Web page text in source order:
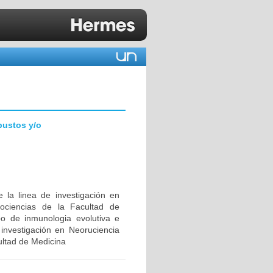
y/o
la linea de investigación en
de la Facultad de
de inmunologia evolutiva e
en Neoruciencia
de Medicina